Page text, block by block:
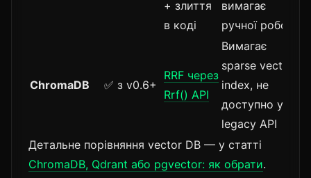
+ злиття
в коді
вимагає
ручної роботи
ChromaDB ✅ з v0.6+
RRF через
Rrf() API
Вимагає
sparse vector
index, не
доступно у
legacy API
Детальне порівняння vector DB — у статті
ChromaDB, Qdrant або pgvector: як обрати.